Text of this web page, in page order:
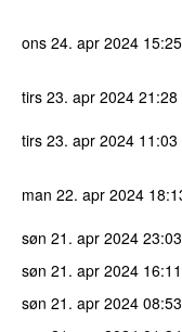
ons 24. apr 2024 15:25
tirs 23. apr 2024 21:28
tirs 23. apr 2024 11:03
man 22. apr 2024
søn 21. apr 2024 23:03
søn 21. apr 2024 16:11
søn 21. apr 2024 08:53